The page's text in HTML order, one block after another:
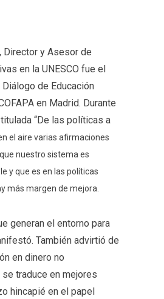
Director y Asesor de
en la UNESCO fue el
de Educación
en Madrid. Durante
“De las políticas a
el aire varias afirmaciones
nuestro sistema es
y que es en las políticas
más margen de mejora.
generan el entorno para
También advirtió de
en dinero no
traduce en mejores
hincapié en el papel